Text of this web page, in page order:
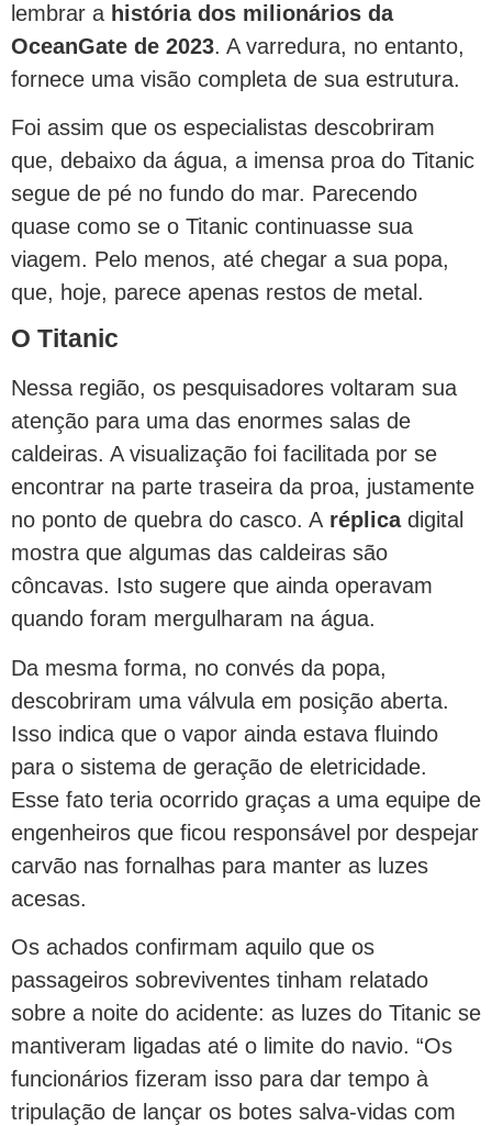
lembrar a história dos milionários da
OceanGate de 2023. A varredura, no entanto,
fornece uma visão completa de sua estrutura.
Foi assim que os especialistas descobriram
que, debaixo da água, a imensa proa do Titanic
segue de pé no fundo do mar. Parecendo
quase como se o Titanic continuasse sua
viagem. Pelo menos, até chegar a sua popa,
que, hoje, parece apenas restos de metal.
O Titanic
Nessa região, os pesquisadores voltaram sua
atenção para uma das enormes salas de
caldeiras. A visualização foi facilitada por se
encontrar na parte traseira da proa, justamente
no ponto de quebra do casco. A réplica digital
mostra que algumas das caldeiras são
côncavas. Isto sugere que ainda operavam
quando foram mergulharam na água.
Da mesma forma, no convés da popa,
descobriram uma válvula em posição aberta.
Isso indica que o vapor ainda estava fluindo
para o sistema de geração de eletricidade.
Esse fato teria ocorrido graças a uma equipe de
engenheiros que ficou responsável por despejar
carvão nas fornalhas para manter as luzes
acesas.
Os achados confirmam aquilo que os
passageiros sobreviventes tinham relatado
sobre a noite do acidente: as luzes do Titanic se
mantiveram ligadas até o limite do navio. “Os
funcionários fizeram isso para dar tempo à
tripulação de lançar os botes salva-vidas com